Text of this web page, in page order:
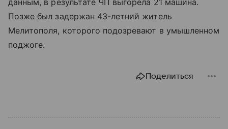
данным, в результате ЧП выгорела 21 машина.
Позже был задержан 43-летний житель
Мелитополя, которого подозревают в умышленном
поджоге.
Поделиться